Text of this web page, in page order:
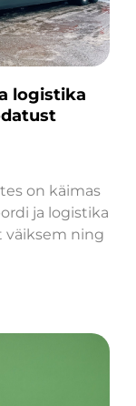
logistika
on käimas
ja logistika
väiksem ning